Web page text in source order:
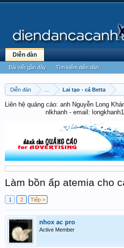
Diễn đàn Lai tạo - cá Betta
Liên hệ quảng cáo: anh Nguyễn Long
nlkhanh - email:
Làm bồn ấp atemia cho
1 2 Tiếp >
nhox ac pro
Active Member
Diễn đàn
Bài viết gần đây Tìm kiếm diễn đàn